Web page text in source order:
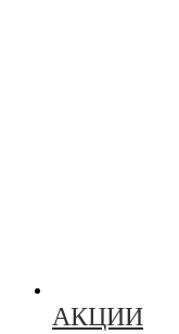
АКЦИИ